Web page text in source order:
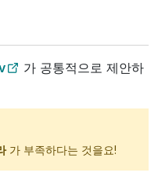
가 공통적으로 제안하
가 부족하다는 것을요!